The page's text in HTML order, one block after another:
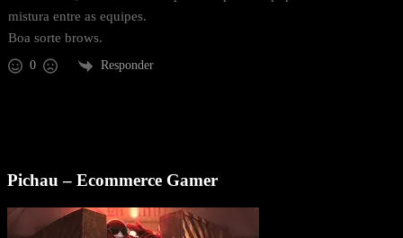
mistura entre as equipes.
Boa sorte brows.
0 Responder
Pichau – Ecommerce Gamer